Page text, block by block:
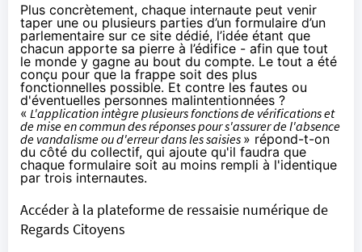
Plus concrètement, chaque internaute peut venir
taper une ou plusieurs parties d’un formulaire d’un
parlementaire sur ce site dédié, l’idée étant que
chacun apporte sa pierre à l’édifice - afin que tout
le monde y gagne au bout du compte. Le tout a été
conçu pour que la frappe soit des plus
fonctionnelles possible. Et contre les fautes ou
d'éventuelles personnes malintentionnées ?
« L'application intègre plusieurs fonctions de vérifications et
de mise en commun des réponses pour s'assurer de l'absence
de vandalisme ou d'erreur dans les saisies » répond-t-on
du côté du collectif, qui ajoute qu'il faudra que
chaque formulaire soit au moins rempli à l'identique
par trois internautes.
Accéder à la plateforme de ressaisie numérique de
Regards Citoyens